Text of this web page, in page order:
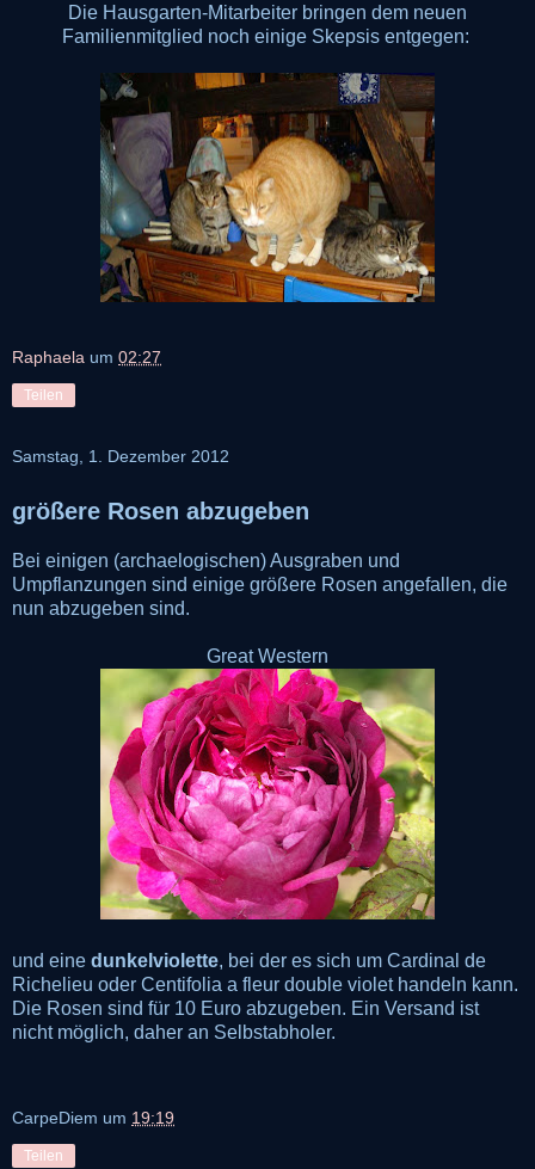
Die Hausgarten-Mitarbeiter bringen dem neuen
Familienmitglied noch einige Skepsis entgegen:
Raphaela um 02:27
Teilen
Samstag, 1. Dezember 2012
größere Rosen abzugeben
Bei einigen (archaelogischen) Ausgraben und
Umpflanzungen sind einige größere Rosen angefallen, die
nun abzugeben sind.
Great Western
und eine dunkelviolette, bei der es sich um Cardinal de
Richelieu oder Centifolia a fleur double violet handeln kann.
Die Rosen sind für 10 Euro abzugeben. Ein Versand ist
nicht möglich, daher an Selbstabholer.
CarpeDiem um 19:19
Teilen